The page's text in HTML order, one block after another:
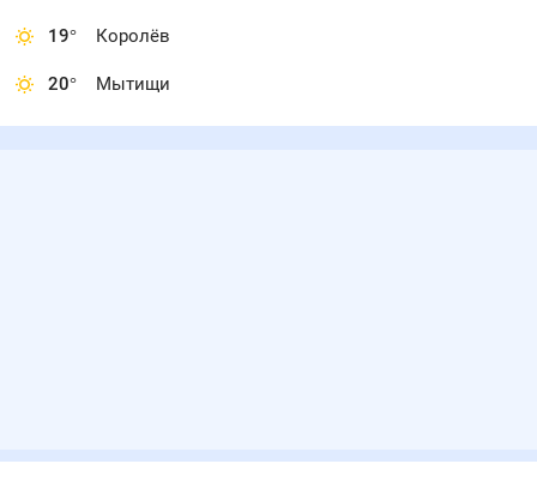
19° Королёв
20° Мытищи